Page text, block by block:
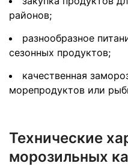
районов;
разнообразное
сезонных продуктов;
качественная
морепродуктов или
Технические
морозильных